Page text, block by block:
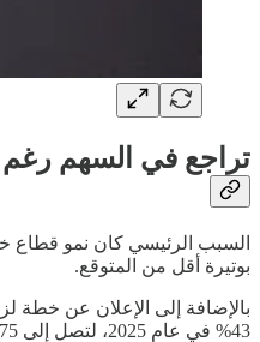
تراجع في السهم رغم
بوتيرة أقل من المتوقع.
بالإضافة إلى الإعلان عن خطة
43% في عام 2025، لتصل إلى 75 مليار دولار.